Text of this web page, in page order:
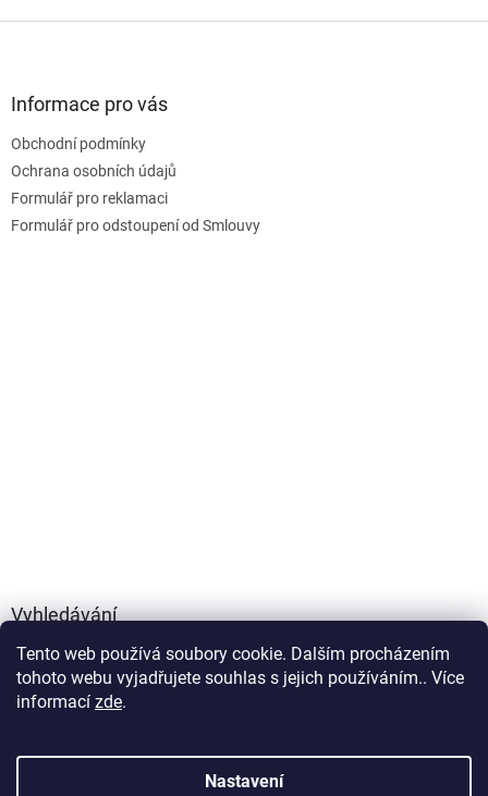
Tento web používá soubory cookie. Dalším procházením
tohoto webu vyjadřujete souhlas s jejich používáním.. Více
informací zde.
Nastavení
Informace pro vás
Obchodní podmínky
Ochrana osobních údajů
Formulář pro reklamaci
Formulář pro odstoupení od Smlouvy
Vyhledávání
HLEDAT